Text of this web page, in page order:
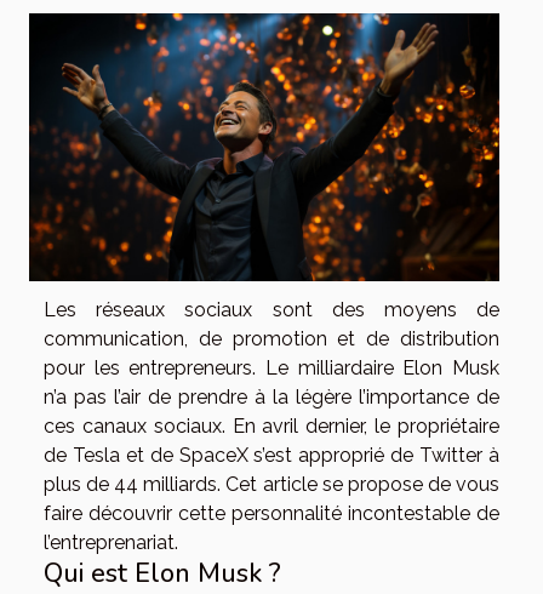
Les réseaux sociaux sont des moyens de
communication, de promotion et de distribution
pour les entrepreneurs. Le milliardaire Elon Musk
n’a pas l’air de prendre à la légère l’importance de
ces canaux sociaux. En avril dernier, le propriétaire
de Tesla et de SpaceX s’est approprié de Twitter à
plus de 44 milliards. Cet article se propose de vous
faire découvrir cette personnalité incontestable de
l’entreprenariat.
Qui est Elon Musk ?